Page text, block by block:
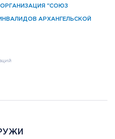
"СОЮЗ
АРХАНГЕЛЬСКОЙ